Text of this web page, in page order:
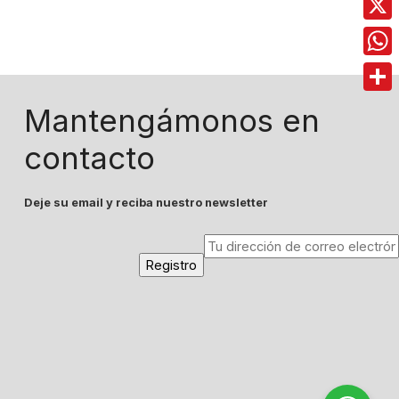
Mantengámonos en
contacto
Deje su email y reciba nuestro newsletter
X